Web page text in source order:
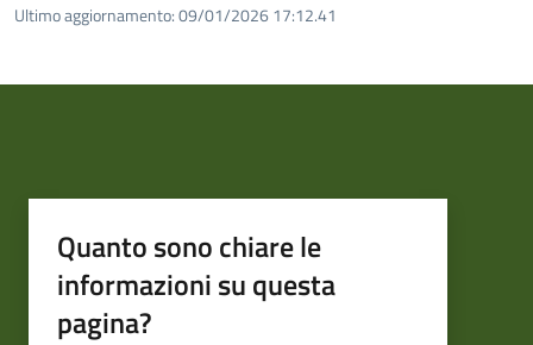
Ultimo aggiornamento:09/01/2026 17:12.41
Quanto sono chiare le
informazioni su questa
pagina?